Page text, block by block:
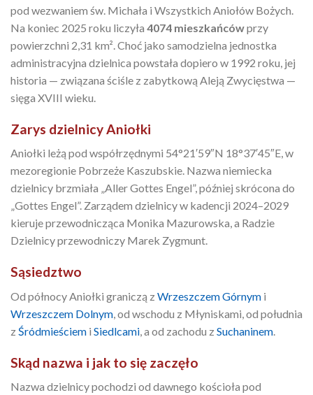
pod wezwaniem św. Michała i Wszystkich Aniołów Bożych.
Na koniec 2025 roku liczyła 4074 mieszkańcówprzy
powierzchni 2,31 km². Choć jako samodzielna jednostka
administracyjna dzielnica powstała dopiero w 1992 roku, jej
historia — związana ściśle z zabytkową Aleją Zwycięstwa —
sięga XVIII wieku.
Zarys dzielnicy Aniołki
Aniołki leżą pod współrzędnymi 54°21′59″N 18°37′45″E, w
mezoregionie Pobrzeże Kaszubskie. Nazwa niemiecka
dzielnicy brzmiała „Aller Gottes Engel”, później skrócona do
„Gottes Engel”. Zarządem dzielnicy w kadencji 2024–2029
kieruje przewodnicząca Monika Mazurowska, a Radzie
Dzielnicy przewodniczy Marek Zygmunt.
Sąsiedztwo
Od północy Aniołki graniczą z Wrzeszczem Górnym i
Wrzeszczem Dolnym , od wschodu z Młyniskami, od południa
z Śródmieściem i Siedlcami , a od zachodu z Suchaninem
Skąd nazwa i jak to się zaczęło
Nazwa dzielnicy pochodzi od dawnego kościoła pod